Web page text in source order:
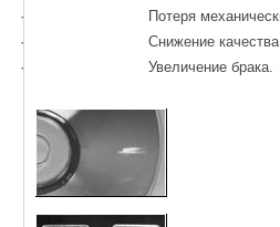
·
Потеря
·
Снижение
·
Увеличение брака.